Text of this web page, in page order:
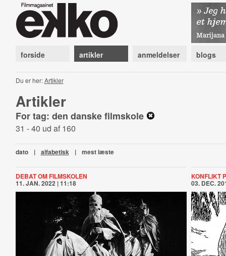
forside artikler anmeldelser blogs
Du er her:Artikler
Artikler
For tag: den danske filmskole
31 - 40 ud af 160
dato | alfabetisk | mest læste
DEBAT OM FILMSKOLEN
11. JAN. 2022 | 11:18
KONFLIKT
03. DEC.